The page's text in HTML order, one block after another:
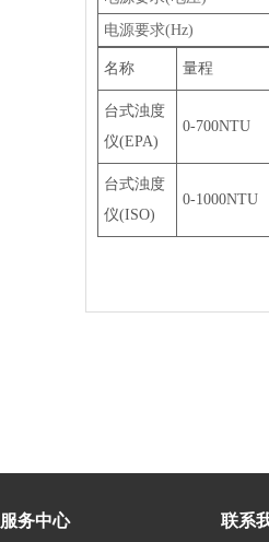
电源要求(Hz)
名称 量程
台式浊度
仪(EPA)
0-700NTU
台式浊度
仪(ISO)
0-1000NTU
服务中心 联系